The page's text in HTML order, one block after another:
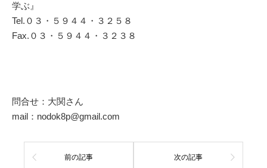
学ぶ』
Tel.０３・５９４４・３２５８
Fax.０３・５９４４・３２３８
問合せ：大関さん
mail：nodok8p@gmail.com
前の記事 次の記事